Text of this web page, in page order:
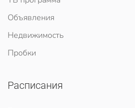
Объявления
Недвижимость
Пробки
Расписания